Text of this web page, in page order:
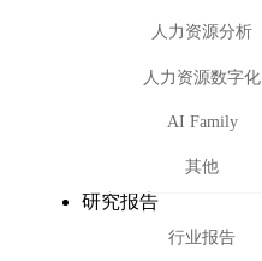
人力资源分析
人力资源数字化
AI Family
其他
研究报告
行业报告